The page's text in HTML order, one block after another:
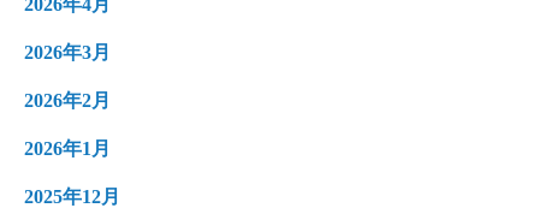
2026年4月
2026年3月
2026年2月
2026年1月
2025年12月